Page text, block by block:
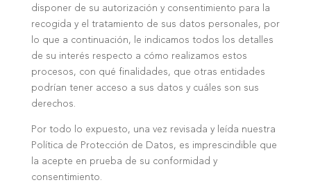
disponer de su autorización y consentimiento para la
recogida y el tratamiento de sus datos personales, por
lo que a continuación, le indicamos todos los detalles
de su interés respecto a cómo realizamos estos
procesos, con qué finalidades, que otras entidades
podrían tener acceso a sus datos y cuáles son sus
derechos.
Por todo lo expuesto, una vez revisada y leída nuestra
Política de Protección de Datos, es imprescindible que
la acepte en prueba de su conformidad y
consentimiento.